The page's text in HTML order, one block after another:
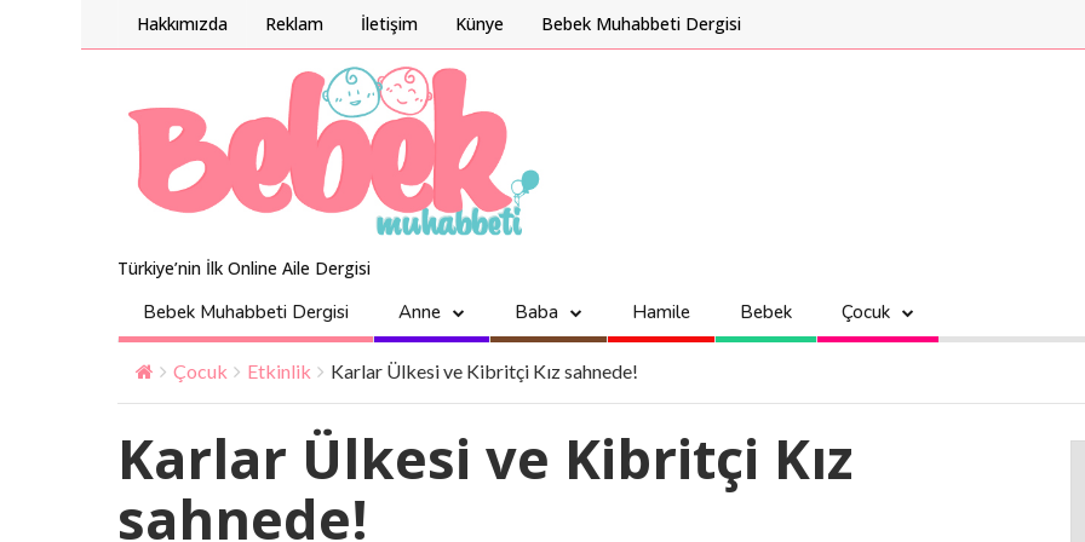
Hakkımızda Reklam İletişim Künye Bebek Muhabbeti Dergisi
Türkiye’nin İlk Online Aile Dergisi
Bebek Muhabbeti Dergisi Anne Baba Hamile Bebek Çocuk
Çocuk Etkinlik Karlar Ülkesi ve Kibritçi Kız sahnede!
Karlar Ülkesi ve Kibritçi Kız
sahnede!